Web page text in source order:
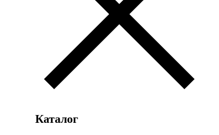
Каталог